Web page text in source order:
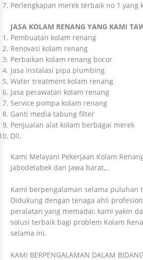
Perlengkapan merek terbaik no 1 yang
JASA KOLAM RENANG YANG KAMI
Pembuatan kolam renang
Renovasi kolam renang
Perbaikan kolam renang bocor
Jasa instalasi pipa plumbing
Water treatment kolam renang
Jasa perawatan kolam renang
Service pompa kolam renang
Ganti media tabung filter
Penjualan alat kolam berbagai merek
Dll.
Kami Melayani Pekerjaan Kolam
Jabodetabek dan Jawa barat,..
Kami berpengalaman selama puluhan
Didukung dengan tenaga ahli
peralatan yang memadai, kami yakin
solusi terbaik bagi problem Kolam
selama ini.
KAMI BERPENGALAMAN DALAM